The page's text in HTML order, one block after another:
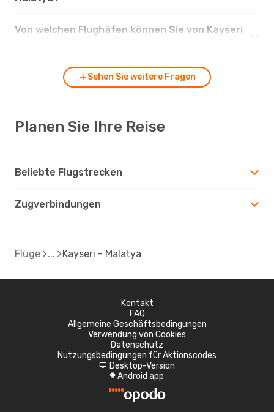
Von welchen Flughäfen können Sie von Kayseri
Sehen Sie weitere Fragen
Planen Sie Ihre Reise
Beliebte Flugstrecken
Zugverbindungen
Flüge Kayseri - Malatya
Kontakt
FAQ
Allgemeine Geschäftsbedingungen
Verwendung von Cookies
Datenschutz
Nutzungsbedingungen für Aktionscodes
d Desktop-Version
A Android app